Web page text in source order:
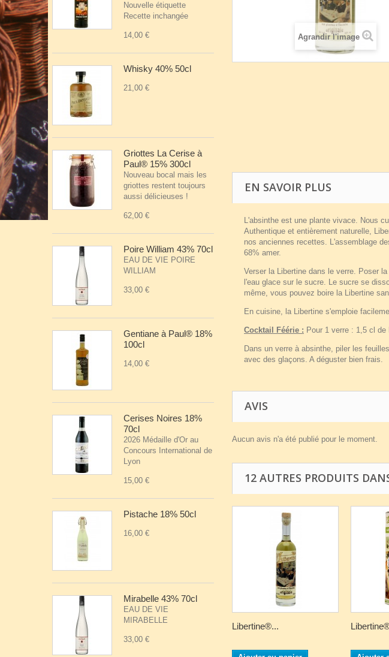
Nouvelle étiquette
Recette inchangée
14,00 €
Whisky 40% 50cl
21,00 €
Griottes La Cerise à
Paul® 15% 300cl
Nouveau bocal mais les
griottes restent toujours
aussi délicieuses !
62,00 €
Poire William 43% 70cl
EAU DE VIE POIRE
WILLIAM
33,00 €
Gentiane à Paul® 18%
100cl
14,00 €
Cerises Noires 18%
70cl
2026 Médaille d'Or au
Concours International de
Lyon
15,00 €
Pistache 18% 50cl
16,00 €
Mirabelle 43% 70cl
EAU DE VIE
MIRABELLE
33,00 €
Agrandir l'image
EN SAVOIR PLUS
L'absinthe est une plante vivace. Nous
Authentique et entièrement naturelle,
nos anciennes recettes. L'assemblage
68% amer.
Verser la Libertine dans le verre. Poser
l'eau glace sur le sucre. Le sucre se
même, vous pouvez boire la Libertine
En cuisine, la Libertine s'emploie
Cocktail Féérie : Pour 1 verre : 1,5 cl de
Dans un verre à absinthe, piler les
avec des glaçons. A déguster bien frais.
AVIS
Aucun avis n'a été publié pour le moment.
12 AUTRES PRODUITS
Libertine®...